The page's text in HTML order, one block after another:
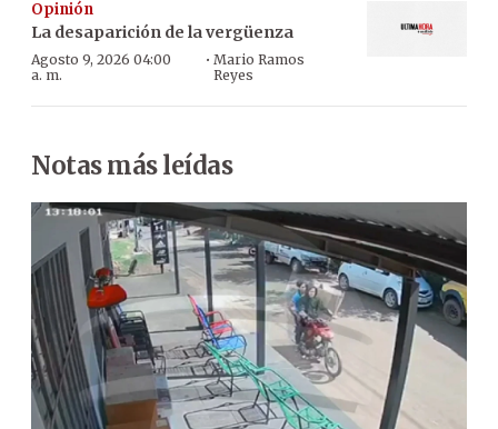
Opinión
La desaparición de la vergüenza
Agosto 9, 2026 04:00
a. m.
· Mario Ramos
Reyes
Notas más leídas